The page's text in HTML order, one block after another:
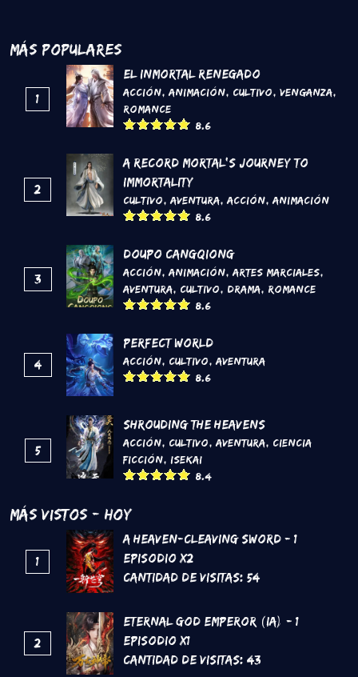
Más Populares
1
El inmortal renegado
Acción,Animación, Cultivo, Venganza,
Romance
8.6
2
A Record Mortal's Journey To
Immortality
Cultivo,Aventura,Acción,Animación
8.6
3
DouPo Cangqiong
Acción,Animación,Artes marciales,
Aventura, Cultivo, Drama, Romance
8.6
4
Perfect World
Acción, Cultivo,Aventura
8.6
5
Shrouding the Heavens
Acción, Cultivo,Aventura, Ciencia
Ficción, Isekai
8.4
Más Vistos - Hoy
1
A Heaven-Cleaving Sword - 1
Episodio x2
Cantidad de Visitas: 54
2
Eternal God Emperor (IA) - 1
Episodio x1
Cantidad de Visitas: 43